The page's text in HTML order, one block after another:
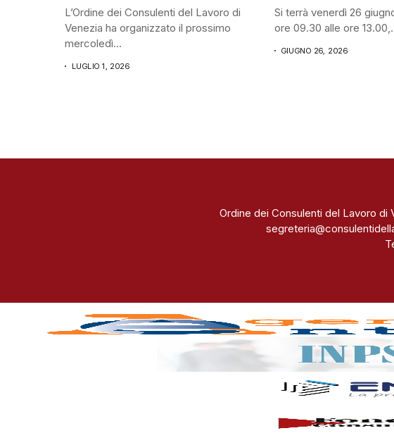
L’Ordine dei Consulenti del Lavoro di
Venezia ha organizzato il prossimo
mercoledì...
LUGLIO 1, 2026
Si terrà venerdì 26
ore 09.30 alle ore
GIUGNO 26, 2026
Ordine dei Consulenti del Lavoro di